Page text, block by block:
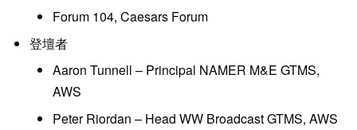
Forum 104, Caesars Forum
登壇者
Aaron Tunnell – Principal NAMER M&E GTMS,
AWS
Peter Riordan – Head WW Broadcast GTMS, AWS